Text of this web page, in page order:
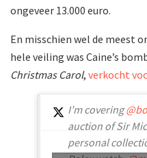
ongeveer 13.000 euro.
En misschien wel de meest
hele veiling was Caine’s
Christmas Carol, verkocht
I’m covering
auction of Sir
personal